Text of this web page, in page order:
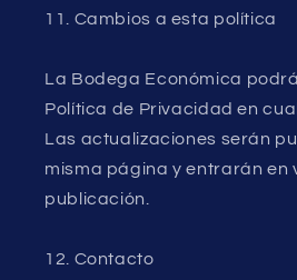
11. Cambios a esta política
La Bodega Económica
Política de Privacidad en
Las actualizaciones serán
misma página y entrarán en
publicación.
12. Contacto